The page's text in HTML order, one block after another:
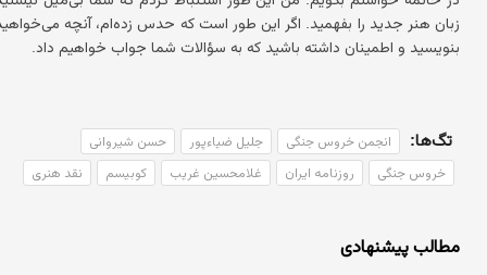
زبان هنر جدید را بفهمید. اگر این طور است که حدس زده‌ام، آنچه
بنویسید و اطمینان داشته باشید که به سؤالات شما جواب خواهیم داد.
تگ‌ها: انجمن خروس جنگی جلیل ضیاءپور حسن شیروانی
خروس جنگی روزنامه ایران غلامحسین غریب کوبیسم نقد هنری
مطالب پیشنهادی